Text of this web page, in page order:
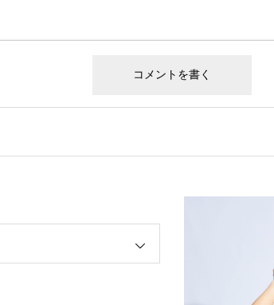
テレビ キラビト』に武術太極拳・三船仁選手が出演！